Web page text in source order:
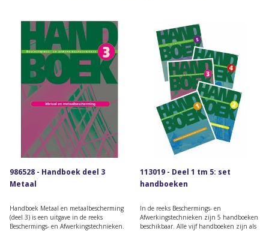
986528 - Handboek deel 3
Metaal
Handboek Metaal en metaalbescherming
(deel 3) is een uitgave in de reeks
Beschermings- en Afwerkingstechnieken.
113019 - Deel 1 tm 5: set
handboeken
In de reeks Beschermings- en
Afwerkingstechnieken zijn 5 handboeken
beschikbaar. Alle vijf handboeken zijn als